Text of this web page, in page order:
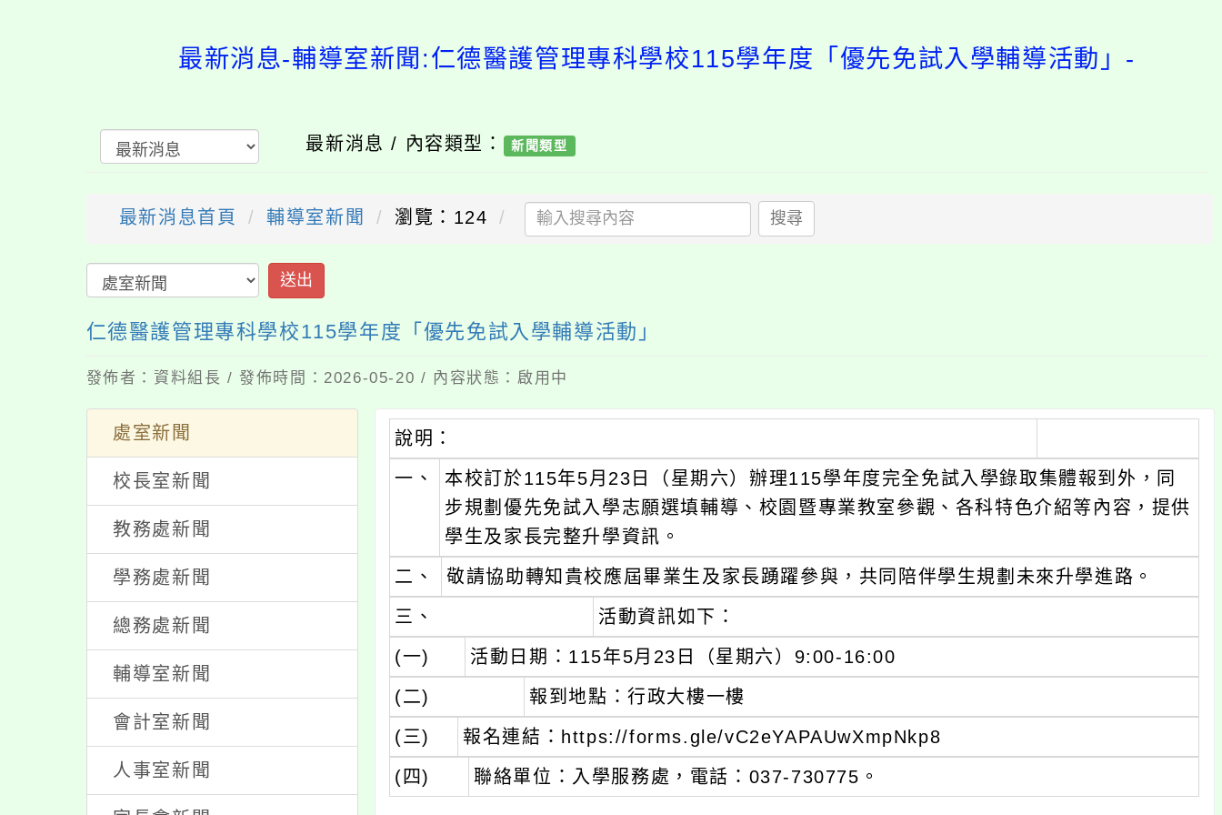
最新消息-輔導室新聞:仁德醫護管理專科學校115學年度「優先免試入學
最新消息 / 內容類型： 新聞類型
最新消息首頁 輔導室新聞 瀏覽：124 搜尋
送出
仁德醫護管理專科學校115學年度「優先免試入學輔導活動」
發佈者：資料組長 / 發佈時間：2026-05-20 / 內容狀態：啟用中
處室新聞
校長室新聞
教務處新聞
學務處新聞
總務處新聞
輔導室新聞
會計室新聞
人事室新聞
說明：
一、
本校訂於115年5月23日（星期六）辦理115學年度完全免試入學錄取集體報到外，同
步規劃優先免試入學志願選填輔導、校園暨專業教室參觀、各科特色介紹等內容，提供
學生及家長完整升學資訊。
二、
敬請協助轉知貴校應屆畢業生及家長踴躍參與，共同陪伴學生規劃未來升學進路。
三、
活動資訊如下：
(一)
活動日期：115年5月23日（星期六）9:00-16:00
(二)
報到地點：行政大樓一樓
(三)
報名連結：https://forms.gle/vC2eYAPAUwXmpNkp8
(四)
聯絡單位：入學服務處，電話：037-730775。